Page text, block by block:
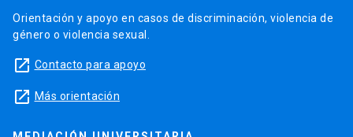
Orientación y apoyo en casos de discriminación, violencia de
género o violencia sexual.
launch Contacto para apoyo
launch Más orientación